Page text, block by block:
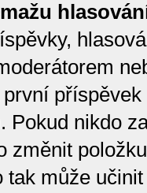
Pokud nikdo
změnit
tak může